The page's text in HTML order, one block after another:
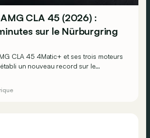
CLA 45 (2026) :
sur le Nürburgring
CLA 45 4Matic+ et ses trois moteurs
un nouveau record sur le